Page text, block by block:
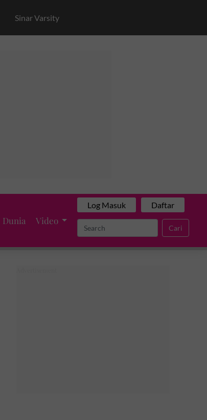
Sinar Varsity
Dunia Video
Log Masuk Daftar
Cari